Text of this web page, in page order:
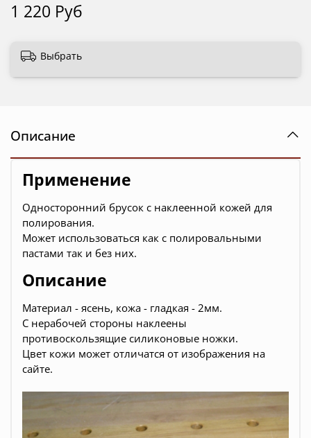
1 220 Руб
Выбрать
Описание
Применение
Односторонний брусок с наклеенной кожей для
полирования.
Может использоваться как с полировальными
пастами так и без них.
Описание
Материал - ясень, кожа - гладкая - 2мм.
С нерабочей стороны наклеены
противоскользящие силиконовые ножки.
Цвет кожи может отличатся от изображения на
сайте.